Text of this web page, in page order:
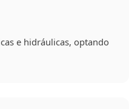
e hidráulicas, optando